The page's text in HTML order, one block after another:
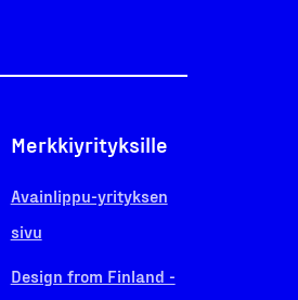
Merkkiyrityksille
Avainlippu-yrityksen
sivu
Design from Finland -